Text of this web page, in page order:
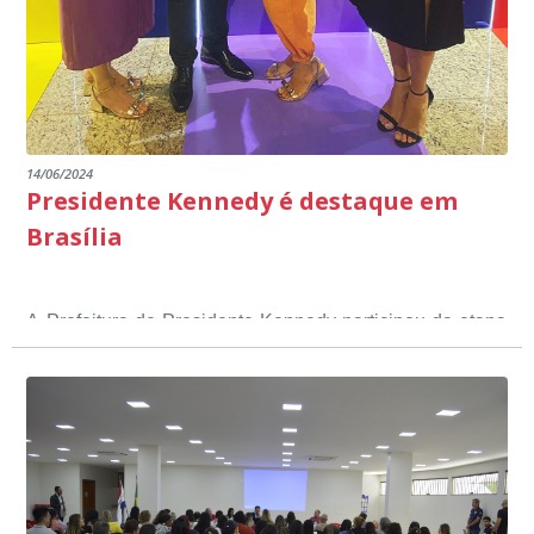
14/06/2024
Presidente Kennedy é destaque em
Brasília
A Prefeitura de Presidente Kennedy participou da etapa
nacional do 12º Prêmio Sebrae Prefeitura
Empreendedora, que visou valorizar e destacar o papel
dos gestores públicos comprometidos com o
desenvolvimento socioeconômico dos municípios, a
partir de iniciativas que estimulam o empreendedorismo,
a competitividade dos pequenos negócios e a